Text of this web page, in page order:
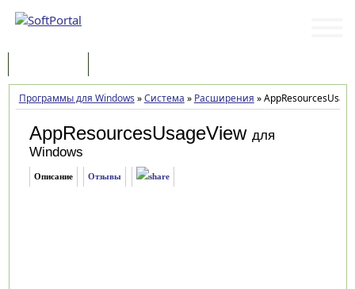
Программы для Windows »Система » Расширения »
AppResourcesUsageView для
Windows
Описание Отзывы